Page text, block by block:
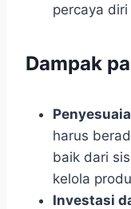
percaya
Dampak
harus
baik dari
kelola
Investasi